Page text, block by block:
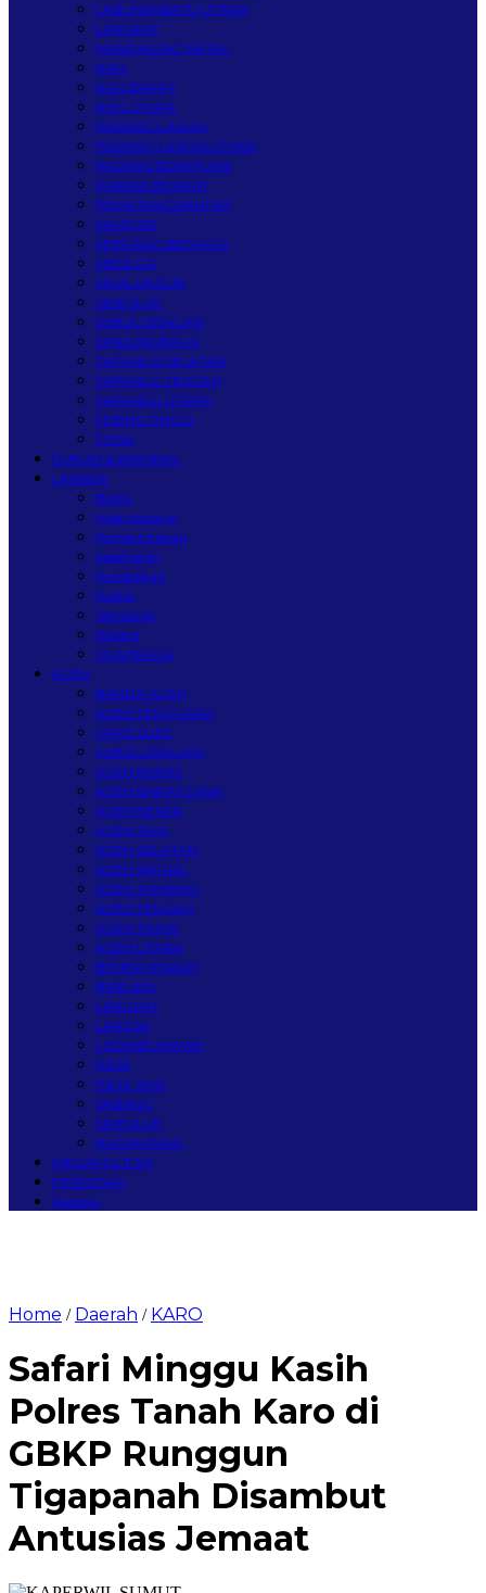
LABUHANBATU UTARA
LANGKAT
MANDAILING NATAL
NIAS
NIAS BARAT
NIAS UTARA
PADANG LAWAS
PADANG LAWAS UTARA
PADANGSIDIMPUAN
PAKPAK BHARAT
PEMATANGSIANTAR
SAMOSIR
SERDANG BEDAGAI
SIBOLGA
SIMALUNGUN
SIMEULUE
SUBULUSSALAM
TANJUNGBALAI
TAPANULI SELATAN
TAPANULI TENGAH
TAPANULI UTARA
TEBING TINGGI
TOBA
HUKUM & KRIMINAL
LAINNYA
Bisnis
Internasional
Pemerintahan
Kesehatan
Pendidikan
Politik
Teknologi
Wisata
OLAHRAGA
ACEH
BANDA ACEH
ACEH TENGGARA
GAYO LUES
SUBULUSSALAM
ACEH BARAT
ACEH BARAT DAYA
ACEH BESAR
ACEH JAYA
ACEH SELATAN
ACEH SINGKIL
ACEH TAMIANG
ACEH TENGAH
ACEH TIMUR
ACEH UTARA
BENER MERIAH
BIREUEN
LANGKAT
LANGSA
LHOKSEUMAWE
PIDIE
PIDIE JAYA
SABANG
SIMEULUE
NAGAN RAYA
MEGAPOLITAN
PERISTIWA
Redaksi
Home / Daerah / KARO
Safari Minggu Kasih
Polres Tanah Karo di
GBKP Runggun
Tigapanah Disambut
Antusias Jemaat